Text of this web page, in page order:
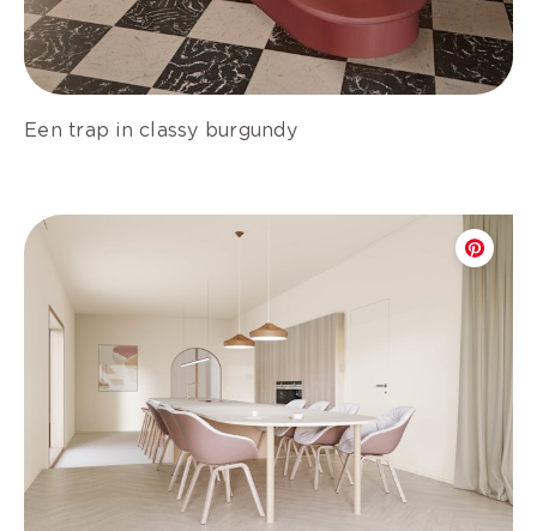
Een trap in classy burgundy